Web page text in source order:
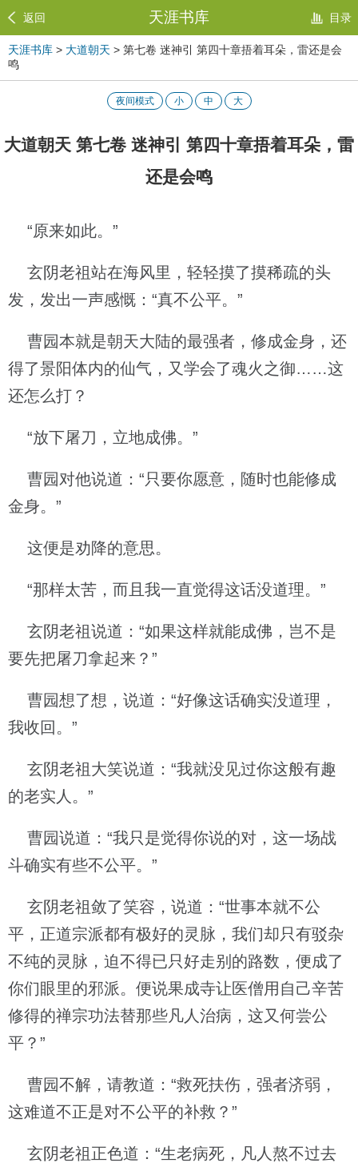
返回 天涯书库 目录
天涯书库 > 大道朝天 > 第七卷 迷神引 第四十章捂着耳朵，雷还是会
鸣
夜间模式 小 中 大
大道朝天 第七卷 迷神引 第四十章捂着耳朵，雷
还是会鸣
“原来如此。”
玄阴老祖站在海风里，轻轻摸了摸稀疏的头
发，发出一声感慨：“真不公平。”
曹园本就是朝天大陆的最强者，修成金身，还
得了景阳体内的仙气，又学会了魂火之御……这
还怎么打？
“放下屠刀，立地成佛。”
曹园对他说道：“只要你愿意，随时也能修成
金身。”
这便是劝降的意思。
“那样太苦，而且我一直觉得这话没道理。”
玄阴老祖说道：“如果这样就能成佛，岂不是
要先把屠刀拿起来？”
曹园想了想，说道：“好像这话确实没道理，
我收回。”
玄阴老祖大笑说道：“我就没见过你这般有趣
的老实人。”
曹园说道：“我只是觉得你说的对，这一场战
斗确实有些不公平。”
玄阴老祖敛了笑容，说道：“世事本就不公
平，正道宗派都有极好的灵脉，我们却只有驳杂
不纯的灵脉，迫不得已只好走别的路数，便成了
你们眼里的邪派。便说果成寺让医僧用自己辛苦
修得的禅宗功法替那些凡人治病，这又何尝公
平？”
曹园不解，请教道：“救死扶伤，强者济弱，
这难道不正是对不公平的补救？”
玄阴老祖正色道：“生老病死，凡人熬不过去